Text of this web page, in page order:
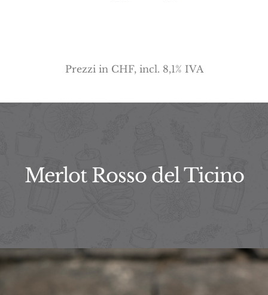
Prezzi in CHF, incl. 8,1% IVA
Merlot Rosso del Ticino